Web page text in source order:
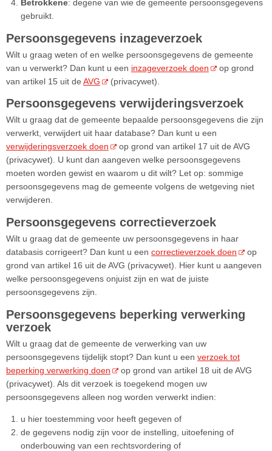
Betrokkene: degene van wie de gemeente persoonsgegevens
gebruikt.
Persoonsgegevens inzageverzoek
Wilt u graag weten of en welke persoonsgegevens de gemeente
van u verwerkt? Dan kunt u een inzageverzoek doen
op grond
van artikel 15 uit de AVG (privacywet).
Persoonsgegevens verwijderingsverzoek
Wilt u graag dat de gemeente bepaalde persoonsgegevens die zijn
verwerkt, verwijdert uit haar database? Dan kunt u een
verwijderingsverzoek doen
op grond van artikel 17 uit de AVG
(privacywet). U kunt dan aangeven welke persoonsgegevens
moeten worden gewist en waarom u dit wilt? Let op: sommige
persoonsgegevens mag de gemeente volgens de wetgeving niet
verwijderen.
Persoonsgegevens correctieverzoek
Wilt u graag dat de gemeente uw persoonsgegevens in haar
databasis corrigeert? Dan kunt u een correctieverzoek doen
op
grond van artikel 16 uit de AVG (privacywet). Hier kunt u aangeven
welke persoonsgegevens onjuist zijn en wat de juiste
persoonsgegevens zijn.
Persoonsgegevens beperking verwerking
verzoek
Wilt u graag dat de gemeente de verwerking van uw
persoonsgegevens tijdelijk stopt? Dan kunt u een verzoek tot
beperking verwerking doen
op grond van artikel 18 uit de AVG
(privacywet). Als dit verzoek is toegekend mogen uw
persoonsgegevens alleen nog worden verwerkt indien:
u hier toestemming voor heeft gegeven of
de gegevens nodig zijn voor de instelling, uitoefening of
onderbouwing van een rechtsvordering of